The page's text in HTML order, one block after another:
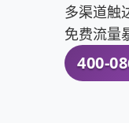
多渠道触
免费流量
400-